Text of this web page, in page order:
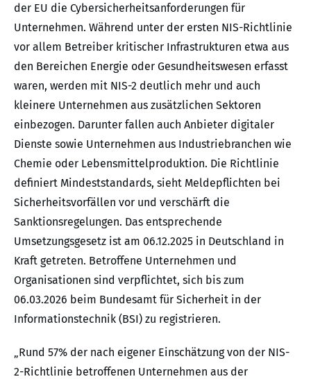
der EU die Cybersicherheitsanforderungen für
Unternehmen. Während unter der ersten NIS-Richtlinie
vor allem Betreiber kritischer Infrastrukturen etwa aus
den Bereichen Energie oder Gesundheitswesen erfasst
waren, werden mit NIS-2 deutlich mehr und auch
kleinere Unternehmen aus zusätzlichen Sektoren
einbezogen. Darunter fallen auch Anbieter digitaler
Dienste sowie Unternehmen aus Industriebranchen wie
Chemie oder Lebensmittelproduktion. Die Richtlinie
definiert Mindeststandards, sieht Meldepflichten bei
Sicherheitsvorfällen vor und verschärft die
Sanktionsregelungen. Das entsprechende
Umsetzungsgesetz ist am 06.12.2025 in Deutschland in
Kraft getreten. Betroffene Unternehmen und
Organisationen sind verpflichtet, sich bis zum
06.03.2026 beim Bundesamt für Sicherheit in der
Informationstechnik (BSI) zu registrieren.
„Rund 57% der nach eigener Einschätzung von der NIS-
2-Richtlinie betroffenen Unternehmen aus der